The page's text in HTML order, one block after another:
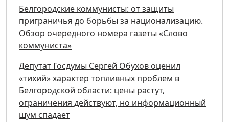
Белгородские коммунисты: от защиты
приграничья до борьбы за национализацию.
Обзор очередного номера газеты «Слово
коммуниста»
Депутат Госдумы Сергей Обухов оценил
«тихий» характер топливных проблем в
Белгородской области: цены растут,
ограничения действуют, но информационный
шум спадает